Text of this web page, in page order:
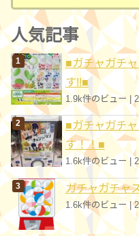
テ
ゴ
リ
ー
人気記事
■ガチャガチ
す!!■
1.9k件のビュー |
■ガチャガチ
す！！■
1.6k件のビュー |
ガチャガチャ
1.6k件のビュー|